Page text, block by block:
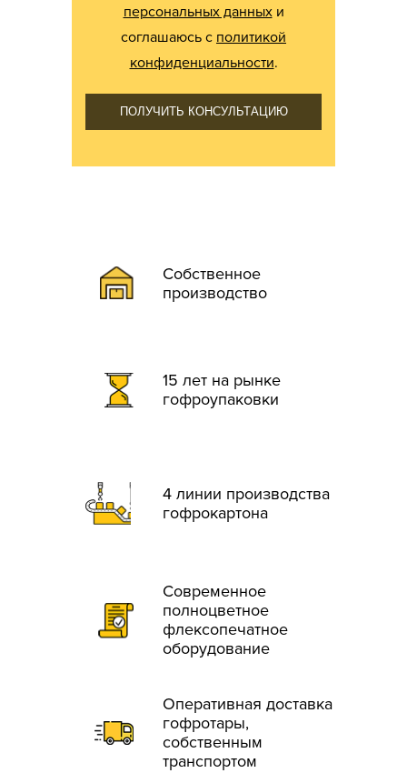
Собственное
производство
15 лет на рынке
гофроупаковки
4 линии производства
гофрокартона
Современное
полноцветное
флексопечатное
оборудование
Оперативная доставка
гофротары,
собственным
транспортом
персональных данныхи
соглашаюсь с политикой
конфиденциальности.
ПОЛУЧИТЬ КОНСУЛЬТАЦИЮ